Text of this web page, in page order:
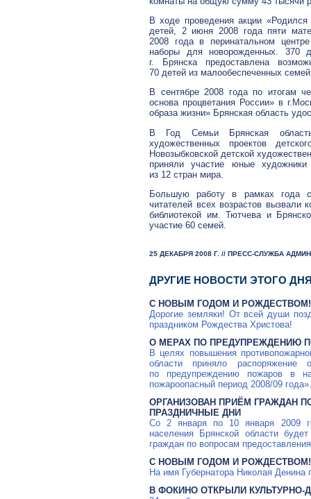
В ходе проведения акции
детей, 2 июня 2008 года пяти
2008 года в перинатальном
наборы для новорожденных. 370
г. Брянска предоставлена
70 детей из малообеспеченных
В сентябре 2008 года по итогам
основа процветания России» в
образа жизни» Брянская область
В Год Семьи Брянская
художественных проектов
Новозыбковской детской
приняли участие юные
из 12 стран мира.
Большую работу в рамках года
читателей всех возрастов вызвали
библиотекой им. Тютчева и
участие 60 семей.
25 ДЕКАБРЯ 2008 Г. // ПРЕСС-СЛУЖБА
ДРУГИЕ НОВОСТИ ЭТОГО
С НОВЫМ ГОДОМ И РОЖДЕСТВОМ!
Дорогие земляки! От всей души
праздником Рождества Христова!
О МЕРАХ ПО ПРЕДУПРЕЖДЕНИЮ
В целях повышения
области приняло
по предупреждению пожаров в
пожароопасный период 2008/09 года».
ОРГАНИЗОВАН ПРИЁМ ГРАЖДАН
ПРАЗДНИЧНЫЕ ДНИ
Со 2 января по 10 января 2009
населения Брянской области
граждан по вопросам
С НОВЫМ ГОДОМ И РОЖДЕСТВОМ!
На имя Губернатора Николая Денина
В ФОКИНО ОТКРЫЛИ КУЛЬТУРНО-